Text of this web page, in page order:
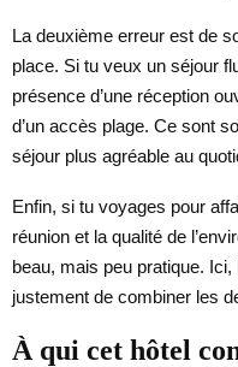
La deuxième erreur est de
place. Si tu veux un séjour
présence d’une réception
d’un accès plage. Ce sont
séjour plus agréable au
Enfin, si tu voyages pour
réunion et la qualité de
beau, mais peu pratique. Ici,
justement de combiner les
À qui cet hôtel